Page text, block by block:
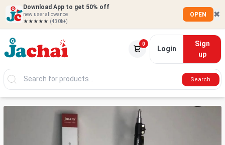
Download App to get 50% off
new user allowance
★★★★★ (430k+)
OPEN ✖
0
Login
Sign
up
Search